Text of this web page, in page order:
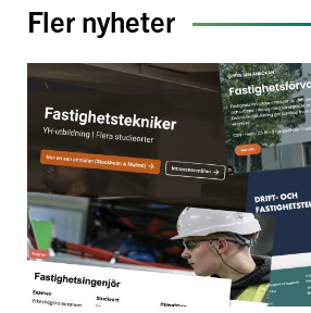
Fler nyheter